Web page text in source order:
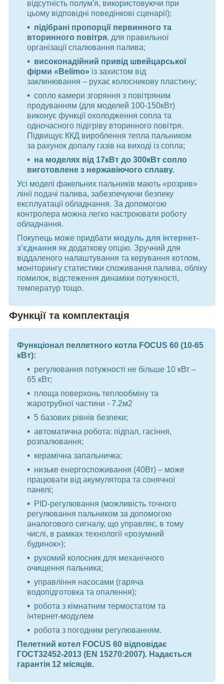
відсутність полум'я, використовуючи при
цьому відповідні поведінкові сценарії);
підібрані пропорції первинного та
вторинного повітря, для правильної
організації спалювання палива;
високонадійний привід швейцарської
фірми «Belimo» із захистом від
заклинювання – рухає колосникову пластину;
сопло камери згоряння з повітряним
продуванням (для моделей 100-150кВт)
виконує функції охолодження сопла та
одночасного підігріву вторинного повітря.
Підвищує ККД вироблення тепла пальником
за рахунок допалу газів на виході із сопла;
на моделях від 17кВт до 300кВт сопло
виготовлене з нержавіючого сплаву.
Усі моделі факельних пальників мають «розрив»
лінії подачі палива, забезпечуючи безпеку
експлуатації обладнання. За допомогою
контролера можна легко настроювати роботу
обладнання.
Покупець може придбати модуль для інтернет-
з'єднання як додаткову опцію. Зручний для
віддаленого налаштування та керування котлом,
моніторингу статистики споживання палива, обліку
помилок, відстеження динаміки потужності,
температур тощо.
Функції та комплектація
Функціонал пеллетного котла FOCUS 60 (10-65
кВт):
регулювання потужності не більше 10 кВт –
65 кВт;
площа поверхонь теплообміну та
жаротрубної частини - 7.2м2
5 базових рівнів безпеки;
автоматична робота: підпал, гасіння,
розпалювання;
керамічна запальничка;
низьке енергоспоживання (40Вт) – може
працювати від акумулятора та сонячної
панелі;
PID-регулювання (можливість точного
регулювання пальником за допомогою
аналогового сигналу, що управляє, в тому
числі, в рамках технології «розумний
будинок»);
рухомий колосник для механічного
очищення пальника;
управління насосами (гаряча
водопідготовка та опалення);
робота з кімнатним термостатом та
інтернет-модулем
робота з погодним регулюванням.
Пелетний котел FOCUS 60 відповідає
ГОСТ32452-2013 (EN 15270:2007). Надається
гарантія 12 місяців.